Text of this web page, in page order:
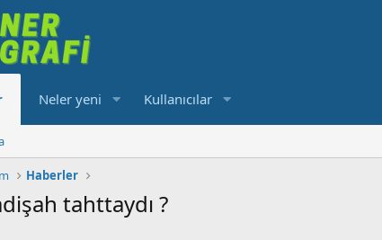
Neler yeni Kullanıcılar
Haberler
tahttaydı ?